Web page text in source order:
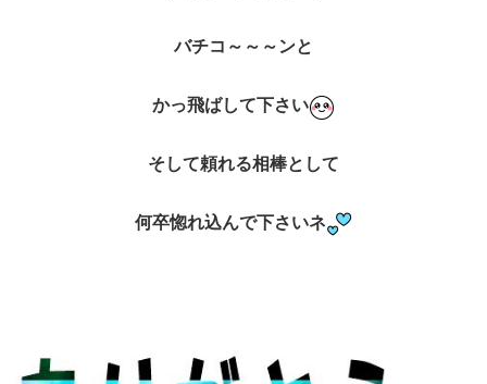
バチコ～～～ンと
かっ飛ばして下さい
そして頼れる相棒として
何卒惚れ込んで下さいネ